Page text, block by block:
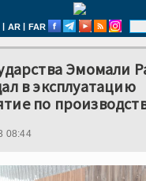
| AR | FAR
Эмомали
в эксплуатацию
по
08:44